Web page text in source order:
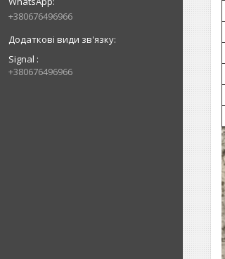
+380676496966
Signal
+380676496966